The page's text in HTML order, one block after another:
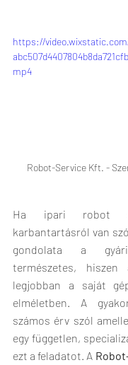
https://video.wixstatic.com/
mp4
Robot-Service Kft. -
Ha ipari robot
karbantartásról van
gondolata a
természetes,
legjobban a saját
elméletben. A
számos érv szól
egy független,
ezt a feladatot. A